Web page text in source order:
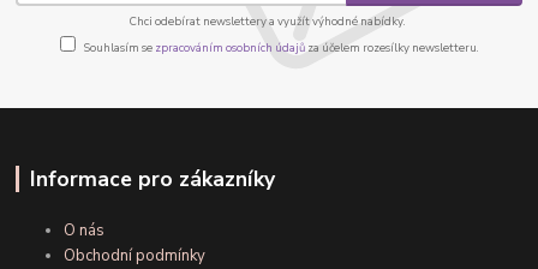
Chci odebírat newslettery a využít výhodné nabídky.
Souhlasím se zpracováním osobních údajůza účelem rozesílky newsletteru.
Informace pro zákazníky
O nás
Obchodní podmínky